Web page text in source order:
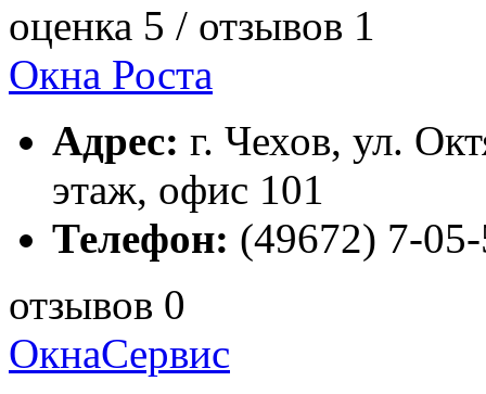
оценка 5 / отзывов 1
Окна Роста
Адрес: г. Чехов, ул.
этаж, офис 101
Телефон: (49672) 7-
отзывов 0
ОкнаСервис